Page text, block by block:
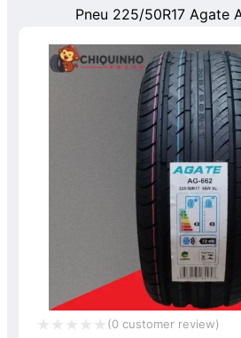
Pneu 225/50R17 Agate
(0 customer review)